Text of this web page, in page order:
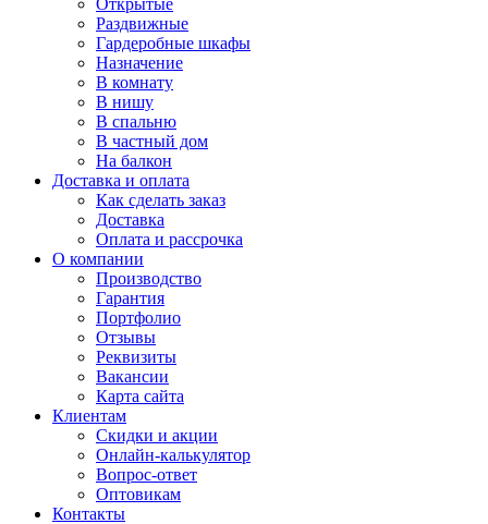
Открытые
Раздвижные
Гардеробные шкафы
Назначение
В комнату
В нишу
В спальню
В частный дом
На балкон
Доставка и оплата
Как сделать заказ
Доставка
Оплата и рассрочка
О компании
Производство
Гарантия
Портфолио
Отзывы
Реквизиты
Вакансии
Карта сайта
Клиентам
Скидки и акции
Онлайн-калькулятор
Вопрос-ответ
Оптовикам
Контакты